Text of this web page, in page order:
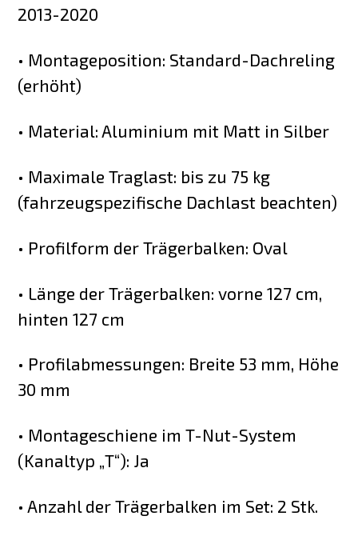
2013-2020
• Montageposition: Standard-Dachreling
(erhöht)
• Material: Aluminium mit Matt in Silber
• Maximale Traglast: bis zu 75 kg
(fahrzeugspezifische Dachlast beachten)
• Profilform der Trägerbalken: Oval
• Länge der Trägerbalken: vorne 127 cm,
hinten 127 cm
• Profilabmessungen: Breite 53 mm, Höhe
30 mm
• Montageschiene im T-Nut-System
(Kanaltyp „T“): Ja
• Anzahl der Trägerbalken im Set: 2 Stk.